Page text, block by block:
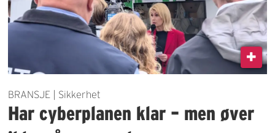
BRANSJE | Sikkerhet
Har cyberplanen klar – men øver